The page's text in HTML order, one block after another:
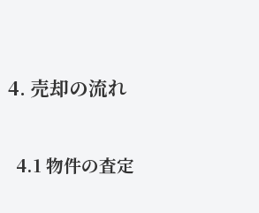
4. 売却の流れ
4.1 物件の査定